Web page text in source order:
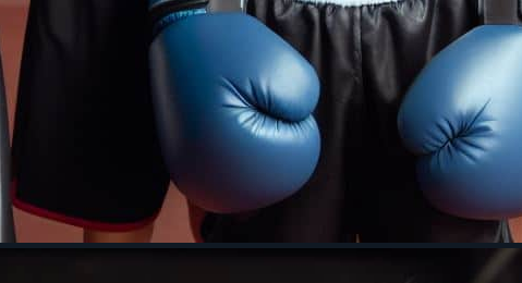
tuổi cấp 2, cấp 3, dáng vẻ nhỏ nhắn, mắt đeo kính cận,
tại trung tâm. Ánh mắt em đầy sự háo hức, nhìn các
đến lúc ba mẹ đăng ký cho mình tập lắm rồi đây. Bỗng,
giọng nữ cất lên đầy khẩn cấp: “chị là mẹ con bé mới lên
về để nó đi đánh người à!”. Ngày hôm đó, em không được
tôi lại có chút man mác buồn – nỗi buồn về sự hiểu sai
học sinh.